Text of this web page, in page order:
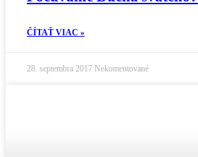
ČÍTAŤ VIAC »
28. septembra 2017 Nekomentované